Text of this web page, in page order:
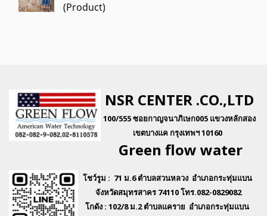
(Product)
NSR CENTER .CO.,LTD
100/555 ซอยกาญจนาภิเษก005 แขวงหลักสอง
เขตบางแค กรุงเทพฯ 10160
Green flow water
โชว์รูม : 71 ม.6 ตำบลสวนหลวง อำเภอกระทุ่มแบน
จังหวัดสมุทรสาคร 74110 โทร.082-0829082
โกดัง : 102/8 ม.2 ตำบลแคราย อำเภอกระทุ่มแบน